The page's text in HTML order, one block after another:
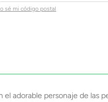
sé mi código postal
adorable personaje de las